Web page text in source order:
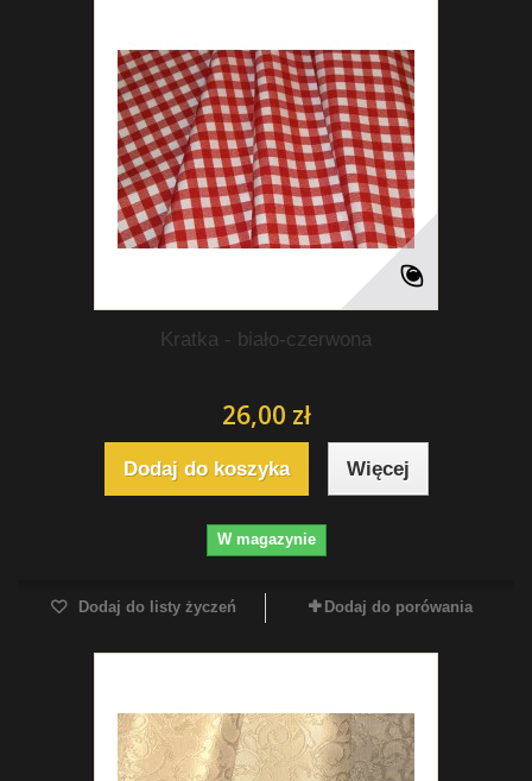
Kratka - biało-czerwona
26,00 zł
Dodaj do koszyka Więcej
W magazynie
Dodaj do listy życzeń Dodaj do porówania